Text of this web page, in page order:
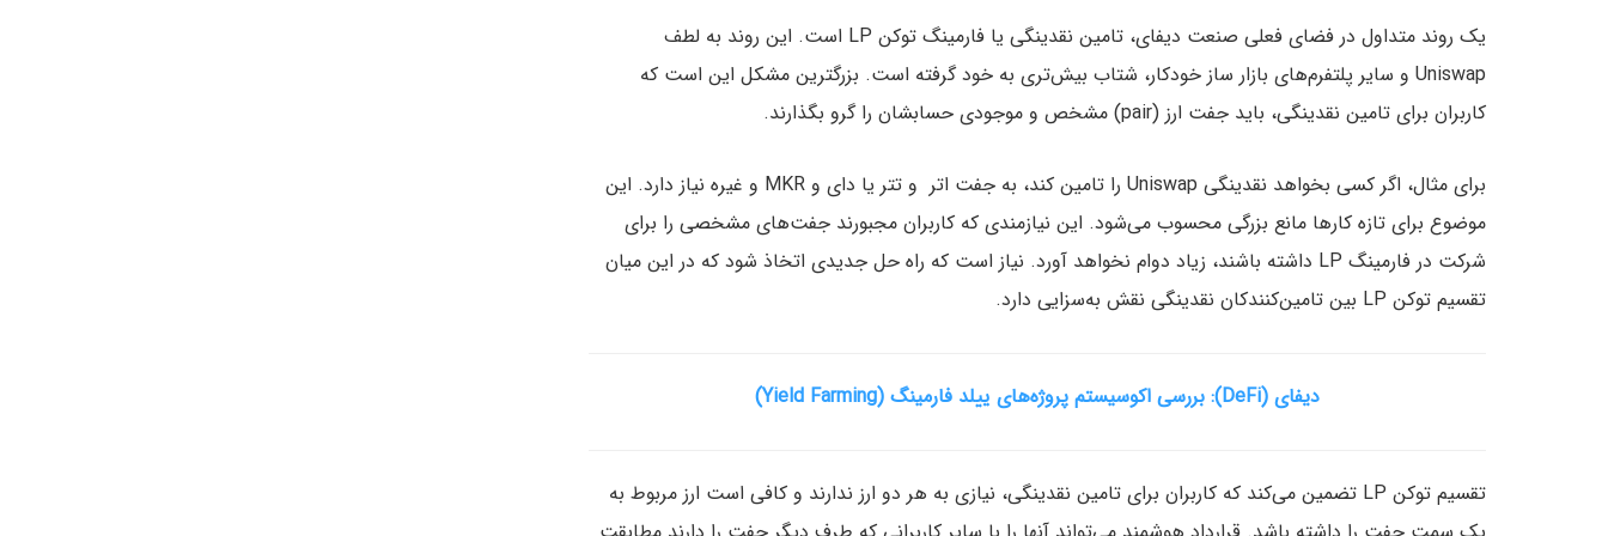
یک روند متداول در فضای فعلی صنعت دیفای، تامین نقدینگی یا فارمینگ توکن LP‌ است. این روند به لطف
Uniswap و سایر پلتفرم‌های بازار ساز خودکار، شتاب بیش‌تری به خود گرفته است. بزرگترین مشکل این است که
کاربران برای تامین نقدینگی، باید جفت ارز (pair) مشخص و موجودی حسابشان را گرو بگذارند.
برای مثال، اگر کسی بخواهد نقدینگی Uniswap را تامین کند، به جفت اتر و تتر یا دای و MKR و غیره نیاز دارد. این
موضوع برای تازه کارها مانع بزرگی محسوب می‌شود. این نیازمندی که کاربران مجبورند جفت‌های مشخصی را برای
شرکت در فارمینگ LP داشته باشند، زیاد دوام نخواهد آورد. نیاز است که راه حل جدیدی اتخاذ شود که در این میان
تقسیم توکن LP بین تامین‌کنندکان نقدینگی نقش به‌سزایی دارد.
دیفای (DeFi): بررسی اکوسیستم پروژه‌های ییلد فارمینگ (Yield Farming)
تقسیم توکن LP تضمین می‌کند که کاربران برای تامین نقدینگی، نیازی به هر دو ارز ندارند و کافی است ارز مربوط به